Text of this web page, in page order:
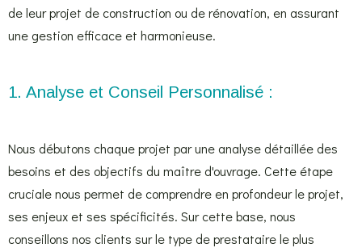
de leur projet de construction ou de rénovation, en assurant
une gestion efficace et harmonieuse.
1. Analyse et Conseil Personnalisé :
Nous débutons chaque projet par une analyse détaillée des
besoins et des objectifs du maître d'ouvrage. Cette étape
cruciale nous permet de comprendre en profondeur le projet,
ses enjeux et ses spécificités. Sur cette base, nous
conseillons nos clients sur le type de prestataire le plus